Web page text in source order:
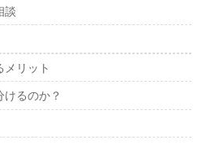
談
メリット
けるのか？